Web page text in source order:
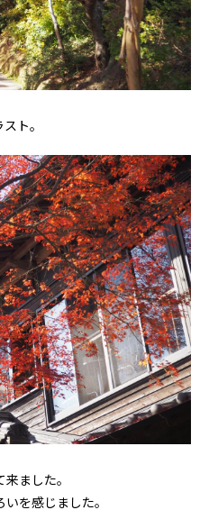
ト。
ました。
を感じました。